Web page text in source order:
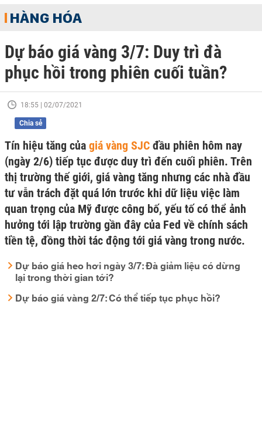
HÀNG HÓA
Dự báo giá vàng 3/7: Duy trì đà
phục hồi trong phiên cuối tuần?
18:55 | 02/07/2021
Chia sẻ
Tín hiệu tăng của giá vàng SJC đầu phiên hôm nay
(ngày 2/6) tiếp tục được duy trì đến cuối phiên. Trên
thị trường thế giới, giá vàng tăng nhưng các nhà đầu
tư vẫn trách đặt quá lớn trước khi dữ liệu việc làm
quan trọng của Mỹ được công bố, yếu tố có thể ảnh
hưởng tới lập trường gần đây của Fed về chính sách
tiền tệ, đồng thời tác động tới giá vàng trong nước.
Dự báo giá heo hơi ngày 3/7: Đà giảm liệu có dừng
lại trong thời gian tới?
Dự báo giá vàng 2/7: Có thể tiếp tục phục hồi?